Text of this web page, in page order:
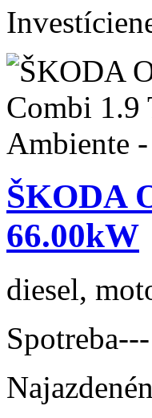
Investície
ŠKODA
66.00kW
diesel,
Spotreba---
Najazdené